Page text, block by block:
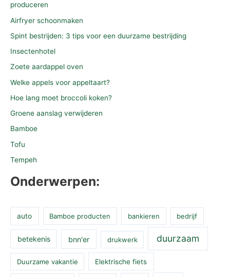
produceren
Airfryer schoonmaken
Spint bestrijden: 3 tips voor een duurzame bestrijding
Insectenhotel
Zoete aardappel oven
Welke appels voor appeltaart?
Hoe lang moet broccoli koken?
Groene aanslag verwijderen
Bamboe
Tofu
Tempeh
Onderwerpen:
auto Bamboe producten bankieren bedrijf
betekenis bnn'er drukwerk duurzaam
Duurzame vakantie Elektrische fiets